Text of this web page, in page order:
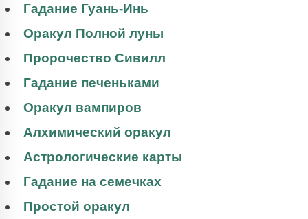
Гадание Гуань-Инь
Оракул Полной луны
Пророчество Сивилл
Гадание печеньками
Оракул вампиров
Алхимический оракул
Астрологические карты
Гадание на семечках
Простой оракул